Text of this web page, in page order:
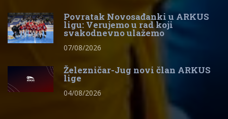
Povratak Novosađanki u ARKUS
ligu: Verujemo u rad koji
svakodnevno ulažemo
07/08/2026
Železničar-Jug novi član ARKUS
lige
04/08/2026